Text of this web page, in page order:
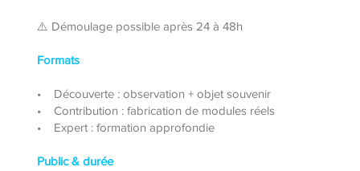
⚠️ Démoulage possible après 24 à 48h
Formats
• Découverte : observation + objet souvenir
• Contribution : fabrication de modules réels
• Expert : formation approfondie
Public & durée